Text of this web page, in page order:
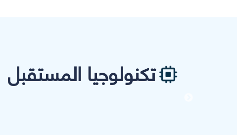
تكنولوجيا المستقبل